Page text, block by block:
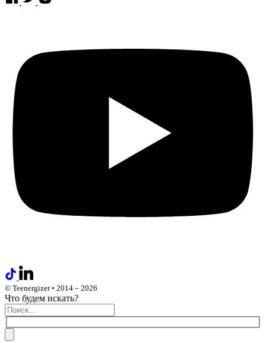
© Teenergizer • 2014 – 2026
Что будем искать?